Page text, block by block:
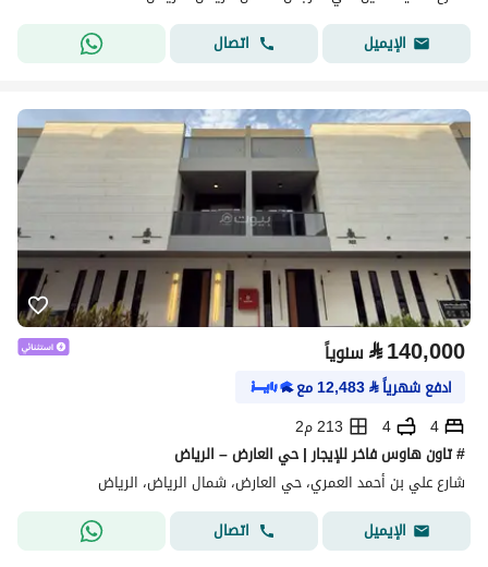
الإيميل
اتصال
⃁140,000 سنوياً
ادفع شهرياً⃁
12,483مع
4
4
213 م2
# تاون هاوس فاخر للإيجار | حي العارض – الرياض
شارع علي بن أحمد العمري، حي العارض، شمال الرياض، الرياض
الإيميل
اتصال